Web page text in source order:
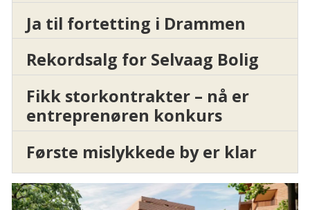
Ja til fortetting i Drammen
Rekordsalg for Selvaag Bolig
Fikk storkontrakter – nå er
entreprenøren konkurs
Første mislykkede by er klar